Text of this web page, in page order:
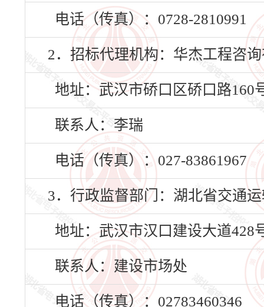
电话（传真）：0728-2810991
2．招标代理机构：华杰工程咨
地址：武汉市硚口区硚口路160
联系人：李瑞
电话（传真）：027-83861967
3．行政监督部门：湖北省交通
地址：武汉市汉口建设大道428
联系人：建设市场处
电话（传真）：02783460346